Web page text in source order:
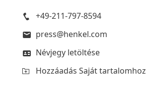
+49-211-797-8594
press@henkel.com
Névjegy letöltése
Hozzáadás Saját tartalomhoz